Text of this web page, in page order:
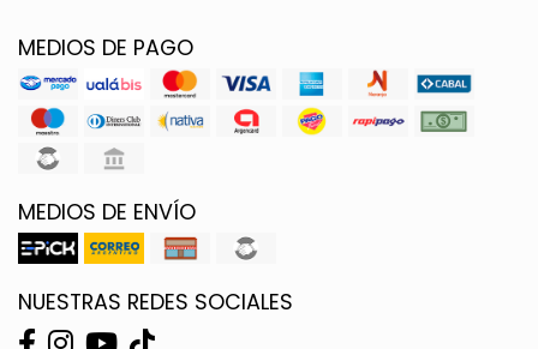
MEDIOS DE PAGO
MEDIOS DE ENVÍO
NUESTRAS REDES SOCIALES